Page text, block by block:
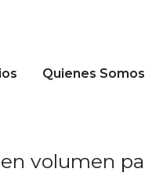
Quienes Somos
volumen